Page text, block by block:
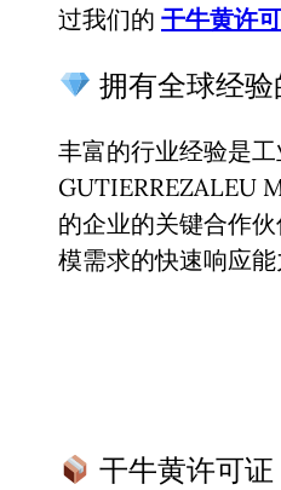
过我们的 干牛黄许
拥有全球经
丰富的行业经验是
GUTIERREZALEU
的企业的关键合作
模需求的快速响应能
干牛黄许可